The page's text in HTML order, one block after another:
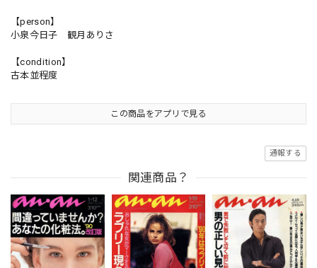
【person】
小泉今日子 観月ありさ
【condition】
古本並程度
この商品をアプリで見る
通報する
関連商品？